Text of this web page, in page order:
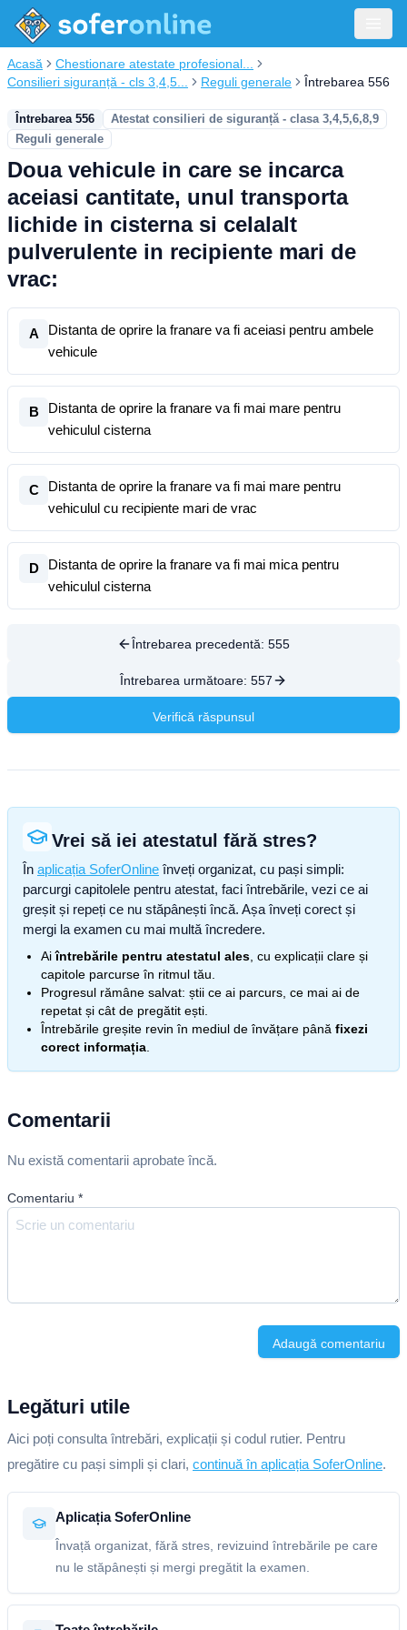
Acasă
Chestionare atestate profesional...
Consilieri siguranță - cls 3,4,5...
Reguli generale Întrebarea 556
Întrebarea 556
Atestat consilieri de siguranță - clasa 3,4,5,6,8,9
Reguli generale
Doua vehicule in care se incarca
aceiasi cantitate, unul transporta
lichide in cisterna si celalalt
pulverulente in recipiente mari de
vrac:
A
Distanta de oprire la franare va fi aceiasi pentru ambele
vehicule
B
Distanta de oprire la franare va fi mai mare pentru
vehiculul cisterna
C
Distanta de oprire la franare va fi mai mare pentru
vehiculul cu recipiente mari de vrac
D
Distanta de oprire la franare va fi mai mica pentru
vehiculul cisterna
Întrebarea precedentă: 555
Întrebarea următoare: 557
Verifică răspunsul
Vrei să iei atestatul fără stres?
În aplicația SoferOnline înveți organizat, cu pași simpli:
parcurgi capitolele pentru atestat, faci întrebările, vezi ce ai
greșit și repeți ce nu stăpânești încă. Așa înveți corect și
mergi la examen cu mai multă încredere.
Aiîntrebările pentru atestatul ales , cu explicații clare și
capitole parcurse în ritmul tău.
Progresul rămâne salvat: știi ce ai parcurs, ce mai ai de
repetat și cât de pregătit ești.
Întrebările greșite revin în mediul de învățare până fixezi
corect informația
Comentarii
Nu există comentarii aprobate încă.
Comentariu *
Adaugă comentariu
Legături utile
Aici poți consulta întrebări, explicații și codul rutier. Pentru
pregătire cu pași simpli și clari, continuă în aplicația SoferOnline.
Aplicația SoferOnline
Învață organizat, fără stres, revizuind întrebările pe care
nu le stăpânești și mergi pregătit la examen.